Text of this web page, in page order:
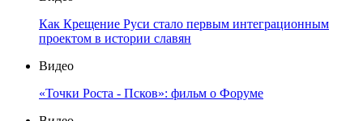
Как Крещение Руси стало первым интеграционным
проектом в истории славян
Видео
«Точки Роста - Псков»: фильм о Форуме